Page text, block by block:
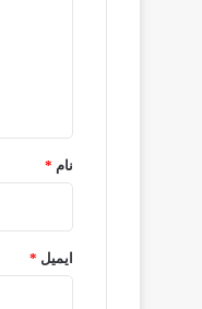
نام *
ایمیل *